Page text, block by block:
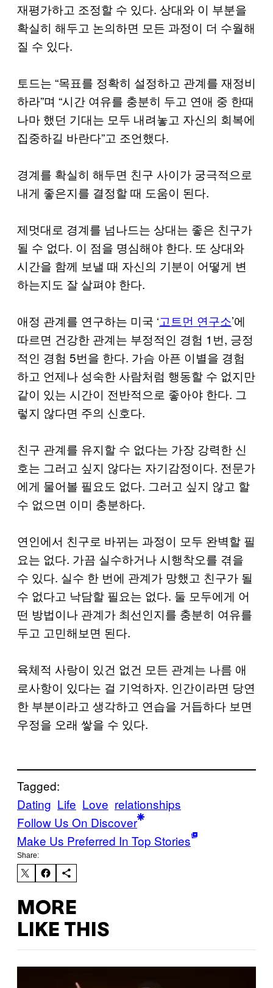
재평가하고 조정할 수 있다. 상대와 이 부분을
확실히 해두고 논의하면 모든 과정이 더 수월해
질 수 있다.
토드는 “목표를 정확히 설정하고 관계를 재정비
하라”며 “시간 여유를 충분히 두고 연애 중 한때
나마 했던 기대는 모두 내려놓고 자신의 회복에
집중하길 바란다”고 조언했다.
경계를 확실히 해두면 친구 사이가 궁극적으로
내게 좋은지를 결정할 때 도움이 된다.
제멋대로 경계를 넘나드는 상대는 좋은 친구가
될 수 없다. 이 점을 명심해야 한다. 또 상대와
시간을 함께 보낼 때 자신의 기분이 어떻게 변
하는지도 잘 살펴야 한다.
애정 관계를 연구하는 미국 ‘고트먼 연구소’에
따르면 건강한 관계는 부정적인 경험 1번, 긍정
적인 경험 5번을 한다. 가슴 아픈 이별을 경험
하고 언제나 성숙한 사람처럼 행동할 수 없지만
같이 있는 시간이 전반적으로 좋아야 한다. 그
렇지 않다면 주의 신호다.
친구 관계를 유지할 수 없다는 가장 강력한 신
호는 그러고 싶지 않다는 자기감정이다. 전문가
에게 물어볼 필요도 없다. 그러고 싶지 않고 할
수 없으면 이미 충분하다.
연인에서 친구로 바뀌는 과정이 모두 완벽할 필
요는 없다. 가끔 실수하거나 시행착오를 겪을
수 있다. 실수 한 번에 관계가 망했고 친구가 될
수 없다고 낙담할 필요는 없다. 둘 모두에게 어
떤 방법이나 관계가 최선인지를 충분히 여유를
두고 고민해보면 된다.
육체적 사랑이 있건 없건 모든 관계는 나름 애
로사항이 있다는 걸 기억하자. 인간이라면 당연
한 부분이라고 생각하고 연습을 거듭하다 보면
우정을 오래 쌓을 수 있다.
Tagged:
Dating Life Love relationships
Follow Us On Discover
Make Us Preferred In Top Stories
Share:
MORE
LIKE THIS